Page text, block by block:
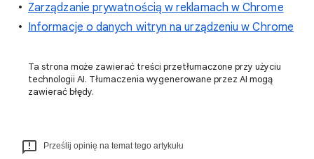
Zarządzanie prywatnością w reklamach w Chrome
Informacje o danych witryn na urządzeniu w Chrome
Ta strona może zawierać treści przetłumaczone przy użyciu
technologii AI. Tłumaczenia wygenerowane przez AI mogą
zawierać błędy.
Prześlij opinię na temat tego artykułu